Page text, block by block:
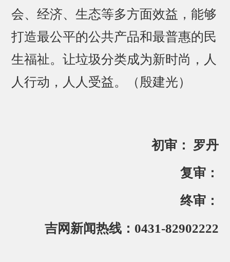
会、经济、生态等多方面效益，能够
打造最公平的公共产品和最普惠的民
生福祉。让垃圾分类成为新时尚，人
人行动，人人受益。（殷建光）
初审： 罗丹
复审：
终审：
吉网新闻热线：0431-82902222